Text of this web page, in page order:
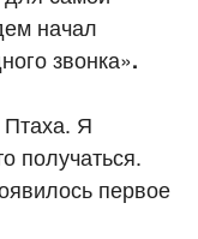
начал
звонка».
Я
получаться.
первое